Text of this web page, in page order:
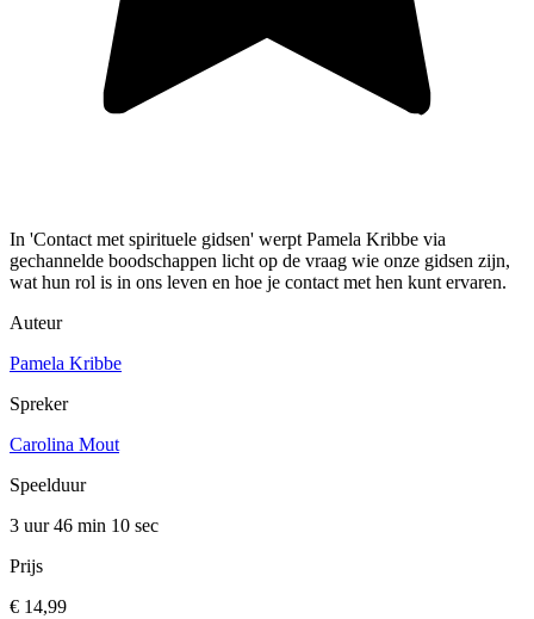
In 'Contact met spirituele gidsen' werpt Pamela Kribbe via
gechannelde boodschappen licht op de vraag wie onze gidsen zijn,
wat hun rol is in ons leven en hoe je contact met hen kunt ervaren.
Auteur
Pamela Kribbe
Spreker
Carolina Mout
Speelduur
3 uur 46 min 10 sec
Prijs
€ 14,99